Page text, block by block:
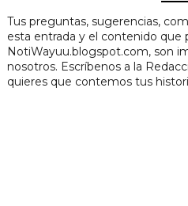
Tus preguntas, sugerencias,
esta entrada y el contenido que
NotiWayuu.blogspot.com, son
nosotros. Escríbenos a la
quieres que contemos tus